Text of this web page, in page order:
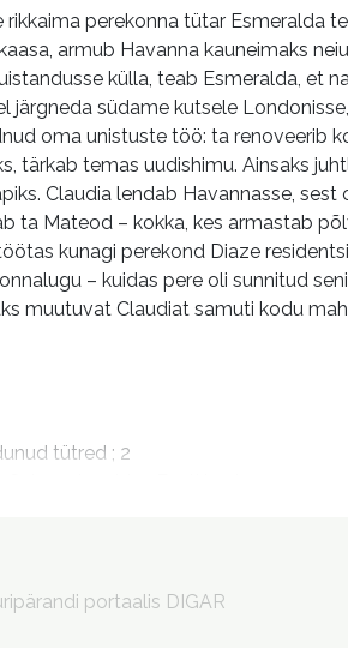
rikkaima perekonna tütar Esmeralda
armub Havanna kauneimaks
külla, teab Esmeralda, et
järgneda südame kutsele
oma unistuste töö: ta renoveerib
tärkab temas uudishimu. Ainsaks
Claudia lendab Havannasse,
ta Mateod – kokka, kes armastab
kunagi perekond Diaze
– kuidas pere oli sunnitud
muutuvat Claudiat samuti kodu
tütred ; 2
portaalis DIGAR